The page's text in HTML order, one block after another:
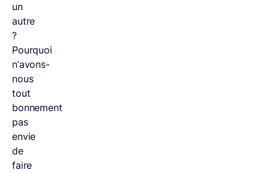
un
autre
?
Pourquoi
n’avons-
nous
tout
bonnement
pas
envie
de
faire